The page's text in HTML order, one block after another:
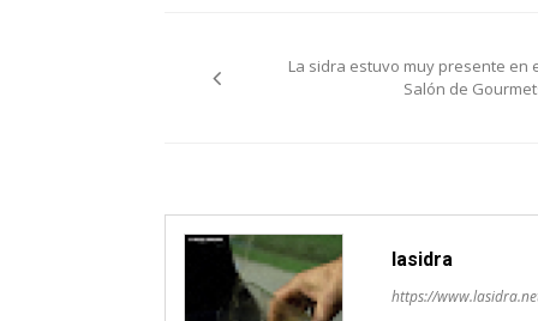
de
La sidra estuvo muy presente en
Salón de
lasidra
https://